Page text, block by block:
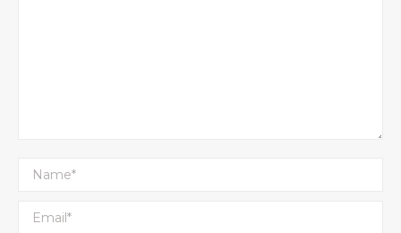
Name *
Email *